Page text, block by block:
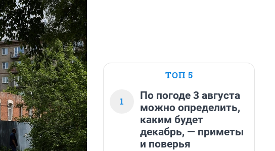
ТОП 5
1
По погоде 3 августа
можно определить,
каким будет
декабрь, — приметы
и поверья